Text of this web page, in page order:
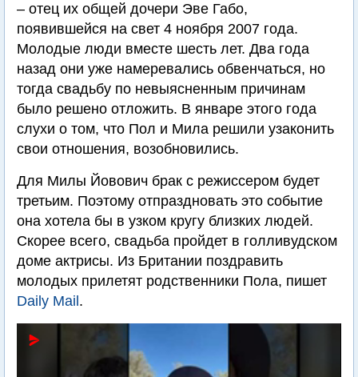
– отец их общей дочери Эве Габо,
появившейся на свет 4 ноября 2007 года.
Молодые люди вместе шесть лет. Два года
назад они уже намеревались обвенчаться, но
тогда свадьбу по невыясненным причинам
было решено отложить. В январе этого года
слухи о том, что Пол и Мила решили узаконить
свои отношения, возобновились.
Для Милы Йовович брак с режиссером будет
третьим. Поэтому отпраздновать это событие
она хотела бы в узком кругу близких людей.
Скорее всего, свадьба пройдет в голливудском
доме актрисы. Из Британии поздравить
молодых прилетят родственники Пола, пишет
Daily Mail .